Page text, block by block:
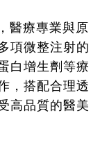
醫療專業與原
項微整注射的
白增生劑等療
，搭配合理透
高品質的醫美